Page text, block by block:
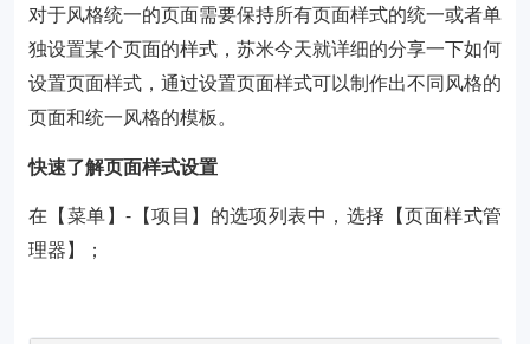
对于风格统一的页面需要保持所有页面样式的统一或者单
独设置某个页面的样式，苏米今天就详细的分享一下如何
设置页面样式，通过设置页面样式可以制作出不同风格的
页面和统一风格的模板。
快速了解页面样式设置
在【菜单】-【项目】的选项列表中，选择【页面样式管
理器】；